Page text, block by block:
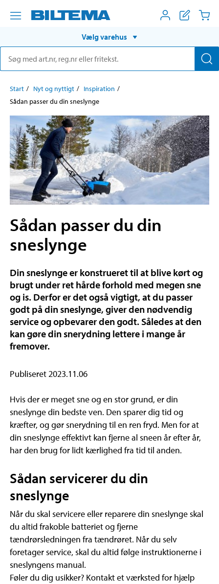
Vælg varehus
Start Nyt og nyttigt
Inspiration
Sådan passer du din sneslynge
Sådan passer du din
sneslynge
Din sneslynge er konstrueret til at blive kørt og
brugt under ret hårde forhold med megen sne
og is. Derfor er det også vigtigt, at du passer
godt på din sneslynge, giver den nødvendig
service og opbevarer den godt. Således at den
kan gøre din snerydning lettere i mange år
fremover.
Publiseret 2023.11.06
Hvis der er meget sne og en stor grund, er din
sneslynge din bedste ven. Den sparer dig tid og
kræfter, og gør snerydning til en ren fryd. Men for at
din sneslynge effektivt kan fjerne al sneen år efter år,
har den brug for lidt kærlighed fra tid til anden.
Sådan servicerer du din
sneslynge
Når du skal servicere eller reparere din sneslynge skal
du altid frakoble batteriet og fjerne
tændrørsledningen fra tændrøret. Når du selv
foretager service, skal du altid følge instruktionerne i
sneslyngens manual.
Føler du dig usikker? Kontakt et værksted for hjælp